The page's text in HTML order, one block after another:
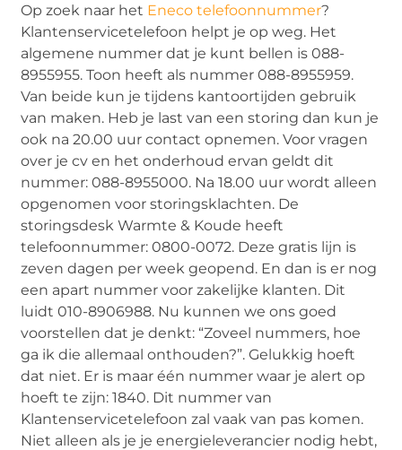
Op zoek naar het Eneco telefoonnummer?
Klantenservicetelefoon helpt je op weg. Het
algemene nummer dat je kunt bellen is 088-
8955955. Toon heeft als nummer 088-8955959.
Van beide kun je tijdens kantoortijden gebruik
van maken. Heb je last van een storing dan kun je
ook na 20.00 uur contact opnemen. Voor vragen
over je cv en het onderhoud ervan geldt dit
nummer: 088-8955000. Na 18.00 uur wordt alleen
opgenomen voor storingsklachten. De
storingsdesk Warmte & Koude heeft
telefoonnummer: 0800-0072. Deze gratis lijn is
zeven dagen per week geopend. En dan is er nog
een apart nummer voor zakelijke klanten. Dit
luidt 010-8906988. Nu kunnen we ons goed
voorstellen dat je denkt: “Zoveel nummers, hoe
ga ik die allemaal onthouden?”. Gelukkig hoeft
dat niet. Er is maar één nummer waar je alert op
hoeft te zijn: 1840. Dit nummer van
Klantenservicetelefoon zal vaak van pas komen.
Niet alleen als je je energieleverancier nodig hebt,